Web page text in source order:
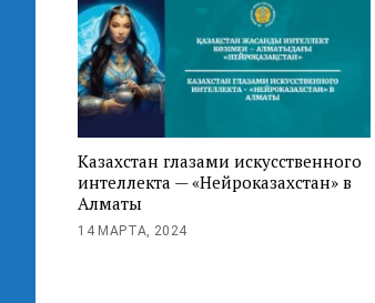
Казахстан глазами искусственного
интеллекта — «Нейроказахстан» в
Алматы
14 МАРТА, 2024